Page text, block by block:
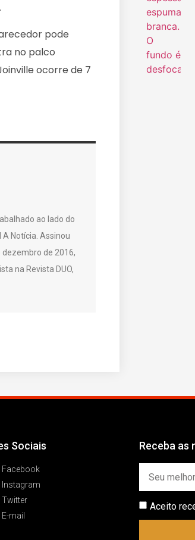
pode
no palco
ocorre de 7
ao lado do
Notícia. Assinou
dezembro de 2016,
na Revista DUO,
Sociais
Facebook
Instagram
Twitter
E-mail
Receba as
Aceito